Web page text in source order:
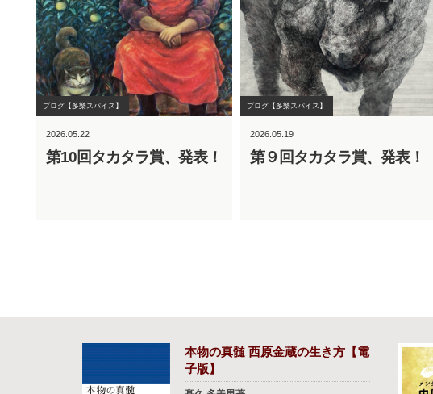
2026.05.22
第10回タカタラ賞、発表！
ブログ【多樂スパイス】
2026.05.19
第９回タカタラ賞、発表！
ブログ【多樂スパイス】
本物の真髄 西原金蔵の生き方【電
子版】